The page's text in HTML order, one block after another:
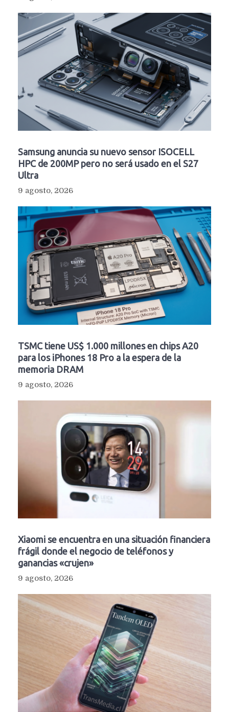
Samsung anuncia su nuevo sensor ISOCELL
HPC de 200MP pero no será usado en el S27
Ultra
9 agosto, 2026
TSMC tiene US$ 1.000 millones en chips A20
para los iPhones 18 Pro a la espera de la
memoria DRAM
9 agosto, 2026
Xiaomi se encuentra en una situación financiera
frágil donde el negocio de teléfonos y
ganancias «crujen»
9 agosto, 2026